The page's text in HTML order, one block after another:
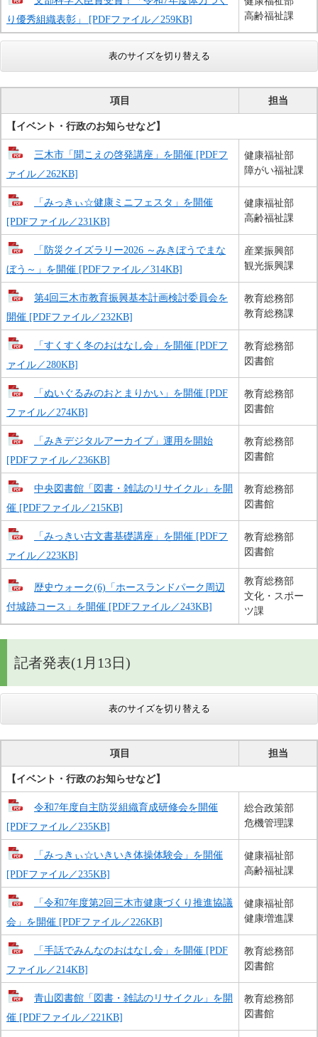
り優秀組織表彰」 [PDFファイル／259KB]
高齢福祉課
表のサイズを切り替える
項目 担当
【イベント・行政のお知らせなど​】
三木市「聞こえの啓発講座」を開催 [PDFフ
ァイル／262KB]
健康福祉部
障がい福祉課
「みっきぃ☆健康ミニフェスタ」を開催
[PDFファイル／231KB]
健康福祉部
高齢福祉課
「防災クイズラリー2026 ～みきぼうでまな
ぼう～」を開催 [PDFファイル／314KB]
産業振興部
観光振興課
第4回三木市教育振興基本計画検討委員会を
開催 [PDFファイル／232KB]
教育総務部
教育総務課
「すくすく冬のおはなし会」を開催 [PDFフ
ァイル／280KB]
教育総務部
図書館
「ぬいぐるみのおとまりかい」を開催 [PDF
ファイル／274KB]
教育総務部
図書館
「みきデジタルアーカイブ」運用を開始
[PDFファイル／236KB]
教育総務部
図書館
中央図書館「図書・雑誌のリサイクル」を開
催 [PDFファイル／215KB]
教育総務部
図書館
「みっきい古文書基礎講座」を開催 [PDFフ
ァイル／223KB]
教育総務部
図書館
歴史ウォーク(6)「ホースランドパーク周辺
付城跡コース」を開催 [PDFファイル／243KB]
教育総務部
文化・スポー
ツ課
記者発表(1月13日)
表のサイズを切り替える
項目 担当
【イベント・行政のお知らせなど​】
令和7年度自主防災組織育成研修会を開催
[PDFファイル／235KB]
総合政策部
危機管理課
「みっきぃ☆いきいき体操体験会」を開催
[PDFファイル／235KB]
健康福祉部
高齢福祉課
「令和7年度第2回三木市健康づくり推進協議
会」を開催 [PDFファイル／226KB]
健康福祉部
健康増進課
「手話でみんなのおはなし会」を開催 [PDF
ファイル／214KB]
教育総務部
図書館
青山図書館「図書・雑誌のリサイクル」を開
催 [PDFファイル／221KB]
教育総務部
図書館